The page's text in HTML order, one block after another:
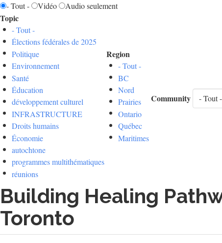
- Tout - Vidéo Audio seulement
Topic
- Tout -
Élections fédérales de 2025
Politique
Environnement
Santé
Éducation
développement culturel
INFRASTRUCTURE
Droits humains
Économie
autochtone
programmes multithématiques
réunions
Region
- Tout -
BC
Nord
Prairies
Ontario
Québec
Maritimes
Community
Building Healing
Toronto